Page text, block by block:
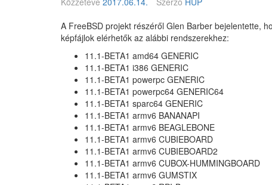
a
d
r
e
s
s
r
a
n
d
o
m
A FreeBSD projekt részéről Glen Barber bejelentette,
képfájlok elérhetők az alábbi rendszerekhez:
11.1-BETA1 amd64 GENERIC
11.1-BETA1 i386 GENERIC
11.1-BETA1 powerpc GENERIC
11.1-BETA1 powerpc64 GENERIC64
11.1-BETA1 sparc64 GENERIC
11.1-BETA1 armv6 BANANAPI
11.1-BETA1 armv6 BEAGLEBONE
11.1-BETA1 armv6 CUBIEBOARD
11.1-BETA1 armv6 CUBIEBOARD2
11.1-BETA1 armv6 CUBOX-HUMMINGBOARD
11.1-BETA1 armv6 GUMSTIX